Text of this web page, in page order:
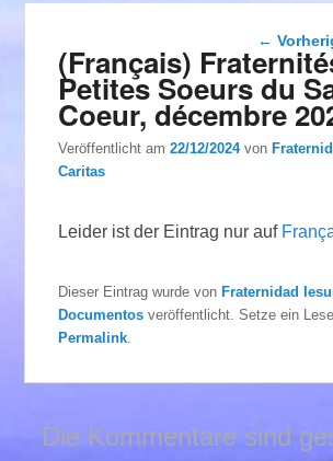
←
(Français)
Petites Soeurs du
Coeur, décembre
Veröffentlicht am22/12/2024 von
Caritas
Leider ist der Eintrag nur auf
Dieser Eintrag wurde vonFraternidad
Documentos veröffentlicht. Setze ein
Permalink
Die Kommentare sind